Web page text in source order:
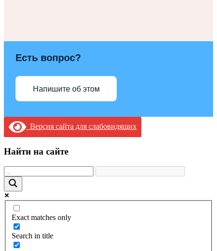
Есть вопрос?
Напишите об этом
Версия сайта для слабовидящих
Найти на сайте
Exact matches only
Search in title